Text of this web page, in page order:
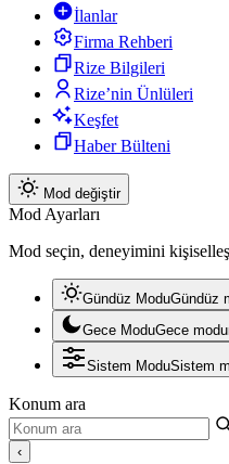
İlanlar
Firma Rehberi
Rize Bilgileri
Rize’nin Ünlüleri
Keşfet
Haber Bülteni
Mod değiştir
Mod Ayarları
Mod seçin, deneyimini
Gündüz ModuGündüz
Gece ModuGece
Sistem ModuSistem
Konum ara
‹